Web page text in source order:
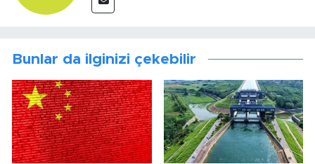
Bunlar da ilginizi çekebilir